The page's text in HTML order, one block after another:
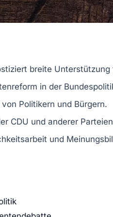
breite
in der
von Politikern und Bürgern.
CDU und anderer
und